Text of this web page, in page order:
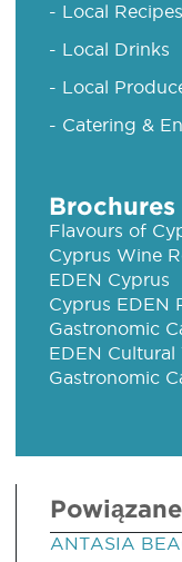
- Local Recipes
- Local Drinks
- Local
- Catering &
Flavours of
Cyprus Wine
EDEN Cyprus
Cyprus EDEN
Gastronomic
EDEN Cultural
Gastronomic
ANTASIA